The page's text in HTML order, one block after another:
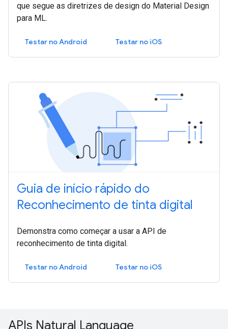
que segue as diretrizes de design do Material Design
para ML.
Testar no Android Testar no iOS
Guia de início rápido do
Reconhecimento de tinta digital
Demonstra como começar a usar a API de
reconhecimento de tinta digital.
Testar no Android Testar no iOS
APIs Natural Language